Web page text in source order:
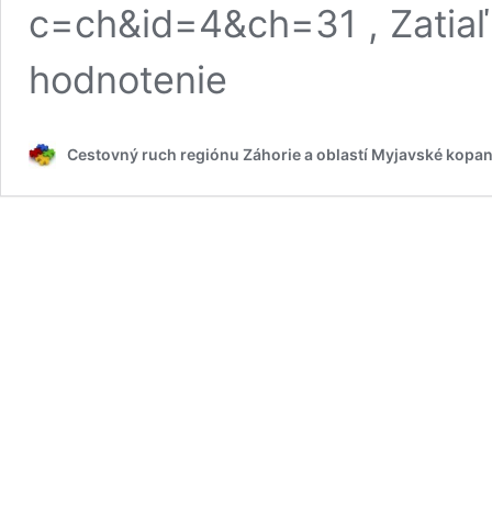
c=ch&id=4&ch=31 ,
hodnotenie
Cestovný ruch regiónu Záhorie a oblastí Myjavské